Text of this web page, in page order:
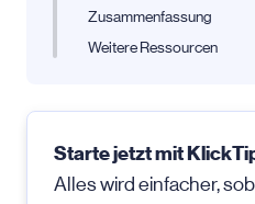
Zusammenfassung
Weitere Ressourcen
Starte jetzt mit
Alles wird einfacher,